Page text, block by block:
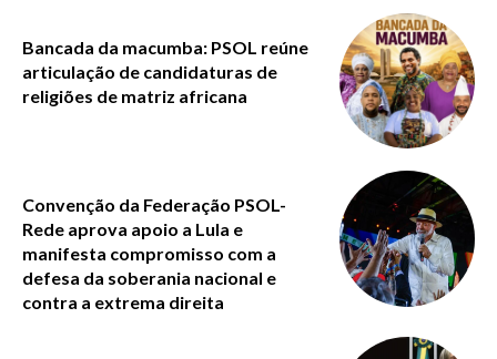
Bancada da macumba: PSOL reúne
articulação de candidaturas de
religiões de matriz africana
Convenção da Federação PSOL-
Rede aprova apoio a Lula e
manifesta compromisso com a
defesa da soberania nacional e
contra a extrema direita